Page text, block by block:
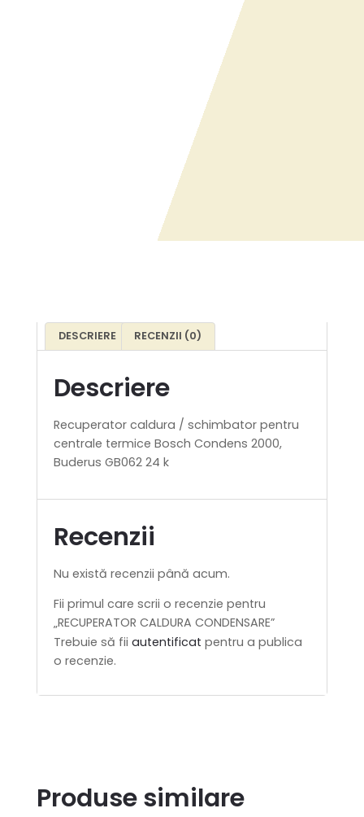
DESCRIERE RECENZII (0)
Descriere
Recuperator caldura / schimbator pentru
centrale termice Bosch Condens 2000,
Buderus GB062 24 k
Recenzii
Nu există recenzii până acum.
Fii primul care scrii o recenzie pentru
„RECUPERATOR CALDURA CONDENSARE”
Trebuie să fii autentificat pentru a publica
o recenzie.
Produse similare